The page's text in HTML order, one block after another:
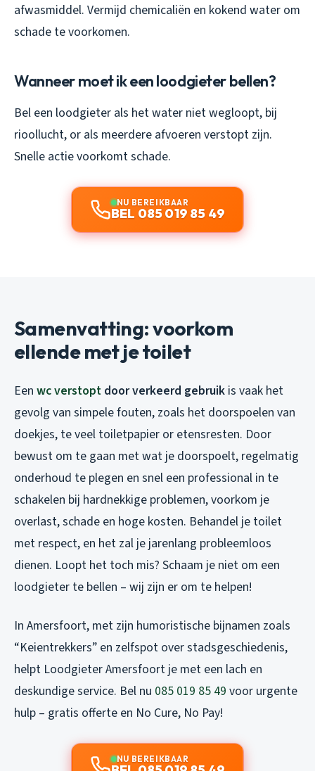
afwasmiddel. Vermijd chemicaliën en kokend water om
schade te voorkomen.
Wanneer moet ik een loodgieter bellen?
Bel een loodgieter als het water niet wegloopt, bij
rioollucht, or als meerdere afvoeren verstopt zijn.
Snelle actie voorkomt schade.
NU BEREIKBAAR
BEL 085 019 85 49
Samenvatting: voorkom
ellende met je toilet
Een wc verstopt door verkeerd gebruik is vaak het
gevolg van simpele fouten, zoals het doorspoelen van
doekjes, te veel toiletpapier or etensresten. Door
bewust om te gaan met wat je doorspoelt, regelmatig
onderhoud te plegen en snel een professional in te
schakelen bij hardnekkige problemen, voorkom je
overlast, schade en hoge kosten. Behandel je toilet
met respect, en het zal je jarenlang probleemloos
dienen. Loopt het toch mis? Schaam je niet om een
loodgieter te bellen – wij zijn er om te helpen!
In Amersfoort, met zijn humoristische bijnamen zoals
“Keientrekkers” en zelfspot over stadsgeschiedenis,
helpt Loodgieter Amersfoort je met een lach en
deskundige service. Bel nu 085 019 85 49 voor urgente
hulp – gratis offerte en No Cure, No Pay!
NU BEREIKBAAR